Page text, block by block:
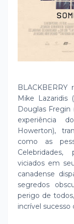
Mike Lazaridis
Douglas Fregin
experiência
Howerton),
como as
viciados em
canadense
segredos
perigo de
incrível sucesso